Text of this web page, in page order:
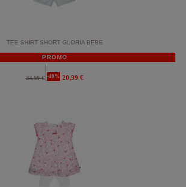
TEE SHIRT SHORT GLORIA BEBE
PROMO
34,99 € -40% 20,99 €